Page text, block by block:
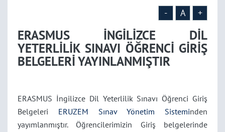
YAYINLANMIŞTIR
- A +
ERASMUS İNGİLİZCE DİL
YETERLİLİK SINAVI ÖĞRENCİ GİRİŞ
BELGELERİ YAYINLANMIŞTIR
ERASMUS İngilizce Dil Yeterlilik Sınavı Öğrenci Giriş
Belgeleri ERUZEM Sınav Yönetim Sisteminden
yayımlanmıştır. Öğrencilerimizin Giriş belgelerinde